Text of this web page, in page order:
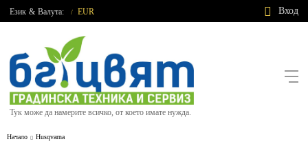
Език & Валута: / EUR Вход
Тук може да намерите всичко, от което имате нужда.
Начало Husqvarna